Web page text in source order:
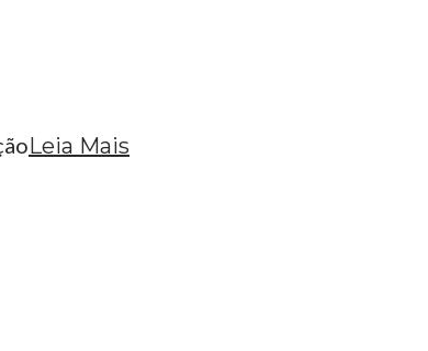
Leia Mais